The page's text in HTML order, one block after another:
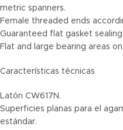
metric spanners.
Female threaded ends
Guaranteed flat gasket
Flat and large bearing areas
Características técnicas
Latón CW617N.
Superficies planas para el
estándar.